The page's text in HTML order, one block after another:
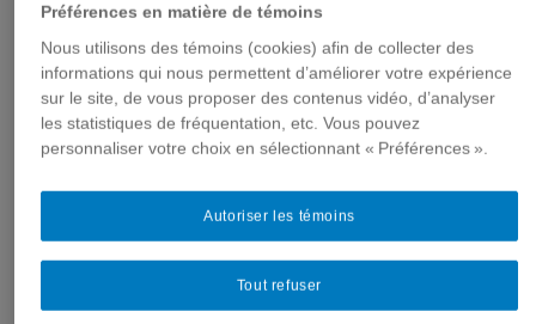
Chercheur.e.s régulier.ère.s
Chercheur.e.s associé.e.s
Chercheur.e.s émérites
Étudiant.e.s
Personnel
Activités socio-scientifiques
Axes de recherche
1) Écocitoyenneté et justice
2) Prismes socioculturels
Préférences en matière de témoins
Nous utilisons des témoins (cookies) afin de collecter des
informations qui nous permettent d’améliorer votre expérience
sur le site, de vous proposer des contenus vidéo, d’analyser
les statistiques de fréquentation, etc. Vous pouvez
personnaliser votre choix en sélectionnant « Préférences ».
Tout refuser
Autoriser les témoins